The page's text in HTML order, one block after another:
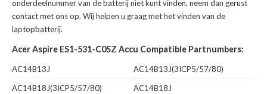
onderdeelnummer van de batterij niet kunt vinden, neem dan gerust
contact met ons op. Wij helpen u graag met het vinden van de
laptopbatterij.
Acer Aspire ES1-531-C0SZ Accu Compatible Partnumbers:
AC14B13J
AC14B13J(3ICP5/57/80)
AC14B18J(3ICP5/57/80)
AC14B18J